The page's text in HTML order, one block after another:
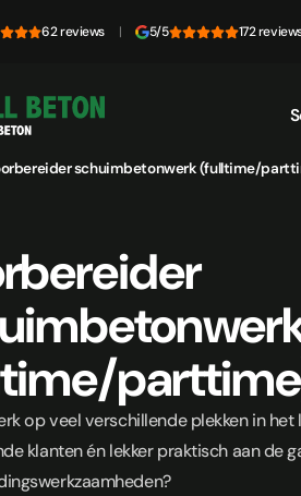
62 reviews | 5/5 172
schuimbetonwerk (fulltime/
op veel verschillende plekken in
klanten én lekker praktisch aan de